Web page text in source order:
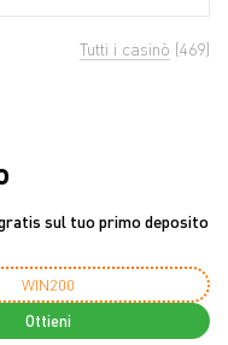
Tutti i casinò (469)
sul tuo primo deposito
WIN200
Ottieni